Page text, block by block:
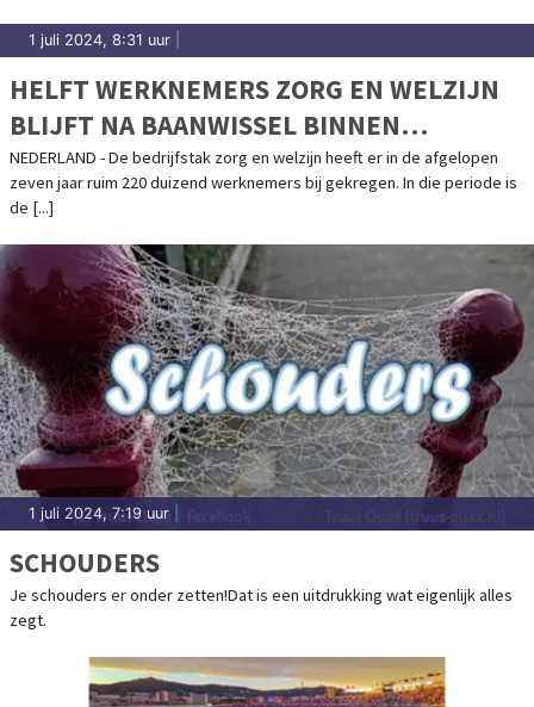
1 juli 2024, 8:31 uur
HELFT WERKNEMERS ZORG EN WELZIJN
BLIJFT NA BAANWISSEL BINNEN
BEDRIJFSTAK
NEDERLAND - De bedrijfstak zorg en welzijn heeft er in de afgelopen
zeven jaar ruim 220 duizend werknemers bij gekregen. In die periode is
de [...]
1 juli 2024, 7:19 uur
SCHOUDERS
Je schouders er onder zetten!Dat is een uitdrukking wat eigenlijk alles
zegt.